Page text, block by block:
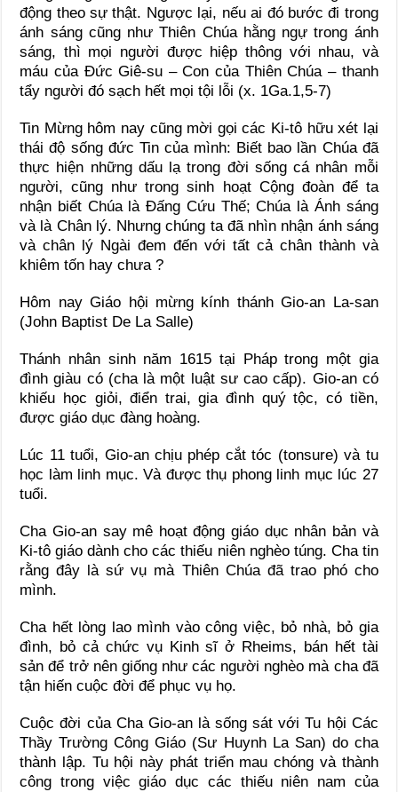
động theo sự thật. Ngược lại, nếu ai đó bước đi trong
ánh sáng cũng như Thiên Chúa hằng ngự trong ánh
sáng, thì mọi người được hiệp thông với nhau, và
máu của Đức Giê-su – Con của Thiên Chúa – thanh
tẩy người đó sạch hết mọi tội lỗi (x. 1Ga.1,5-7)
Tin Mừng hôm nay cũng mời gọi các Ki-tô hữu xét lại
thái độ sống đức Tin của mình: Biết bao lần Chúa đã
thực hiện những dấu lạ trong đời sống cá nhân mỗi
người, cũng như trong sinh hoạt Cộng đoàn để ta
nhận biết Chúa là Đấng Cứu Thế; Chúa là Ánh sáng
và là Chân lý. Nhưng chúng ta đã nhìn nhận ánh sáng
và chân lý Ngài đem đến với tất cả chân thành và
khiêm tốn hay chưa ?
Hôm nay Giáo hội mừng kính thánh Gio-an La-san
(John Baptist De La Salle)
Thánh nhân sinh năm 1615 tại Pháp trong một gia
đình giàu có (cha là một luật sư cao cấp). Gio-an có
khiếu học giỏi, điển trai, gia đình quý tộc, có tiền,
được giáo dục đàng hoàng.
Lúc 11 tuổi, Gio-an chịu phép cắt tóc (tonsure) và tu
học làm linh mục. Và được thụ phong linh mục lúc 27
tuổi.
Cha Gio-an say mê hoạt động giáo dục nhân bản và
Ki-tô giáo dành cho các thiếu niên nghèo túng. Cha tin
rằng đây là sứ vụ mà Thiên Chúa đã trao phó cho
mình.
Cha hết lòng lao mình vào công việc, bỏ nhà, bỏ gia
đình, bỏ cả chức vụ Kinh sĩ ở Rheims, bán hết tài
sản để trở nên giống như các người nghèo mà cha đã
tận hiến cuộc đời để phục vụ họ.
Cuộc đời của Cha Gio-an là sống sát với Tu hội Các
Thầy Trường Công Giáo (Sư Huynh La San) do cha
thành lập. Tu hội này phát triển mau chóng và thành
công trong việc giáo dục các thiếu niên nam của